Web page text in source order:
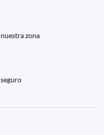
zona